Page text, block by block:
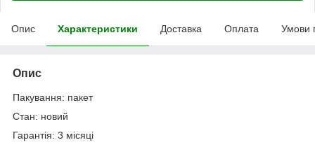
Опис Характеристики Доставка Оплата Умови
Опис
Пакування: пакет
Стан: новий
Гарантія: 3 місяці